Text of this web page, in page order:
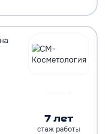
7 лет
стаж работы